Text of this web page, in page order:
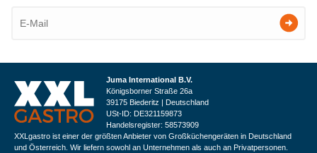
Juma International B.V.
Königsborner Straße 26a
39175 Biederitz | Deutschland
USt-ID: DE321159873
Handelsregister: 58573909
XXLgastro ist einer der größten Anbieter von Großküchengeräten in Deutschland
und Österreich. Wir liefern sowohl an Unternehmen als auch an Privatpersonen.